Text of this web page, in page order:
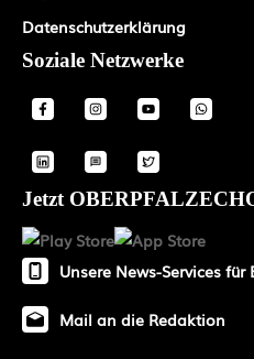
Datenschutzerklärung
Soziale Netzwerke
Jetzt
Unsere News-Services für
Mail an die Redaktion